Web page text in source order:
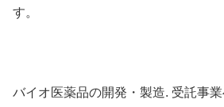
す。
バイオ医薬品の開発・製造. 受託事